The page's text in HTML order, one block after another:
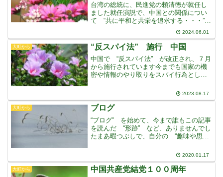
台湾の総統に、民進党の頼清徳が就任し
ました就任演説で、中国との関係につい
て “共に平和と共栄を追求する・・・”
とし、また言論や武力による威嚇・攻撃
を止めるよう求めました中台統一をめざ
す中国の習近平政権に対して、現状維持
を強調しながら対等な
2024.06.01
大町から “反スパイ法” 施行 中国
中国で “反スパイ法” が改正され、７月
から施行されています今までも国家の機
密や情報のやり取りをスパイ行為として
拡大されました国家の安全と利益にかか
家機密の所持がスパイ
2023.08.17
大町から ブログ
“ブログ” を始めて、今まで誰もこの記事
を読んだ “形跡” など、ありませんでし
たまあ暇つぶしで、自分の “趣味や思
た読んでいるのは自分だけ、誰も読んで
ない、とおもって、気楽に、自分の性格
通り “適当に
2020.01.17
大町から 中国共産党結党１００周年